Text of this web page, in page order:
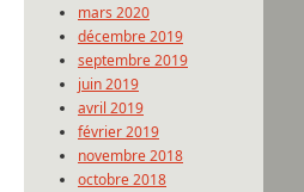
mars 2020
décembre 2019
septembre 2019
juin 2019
avril 2019
février 2019
novembre 2018
octobre 2018